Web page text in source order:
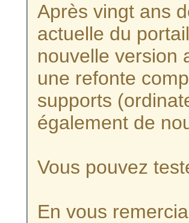
Après vingt ans
actuelle du
nouvelle version
une refonte
supports
également de
Vous pouvez
En vous